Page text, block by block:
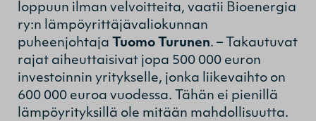
loppuun ilman velvoitteita, vaatii Bioenergia
ry:n lämpöyrittäjävaliokunnan
puheenjohtaja Tuomo Turunen. – Takautuvat
rajat aiheuttaisivat jopa 500 000 euron
investoinnin yritykselle, jonka liikevaihto on
600 000 euroa vuodessa. Tähän ei pienillä
lämpöyrityksillä ole mitään mahdollisuutta.